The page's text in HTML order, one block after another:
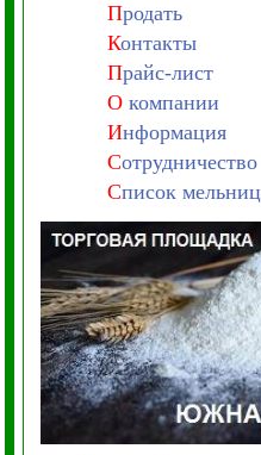
Продать
Контакты
Прайс-лист
Окомпании
Информация
Сотрудничество
Список мельниц